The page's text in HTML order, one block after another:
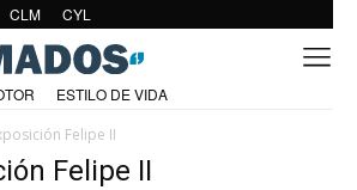
CLM CYL
ESTILO DE VIDA
Felipe II
Felipe II